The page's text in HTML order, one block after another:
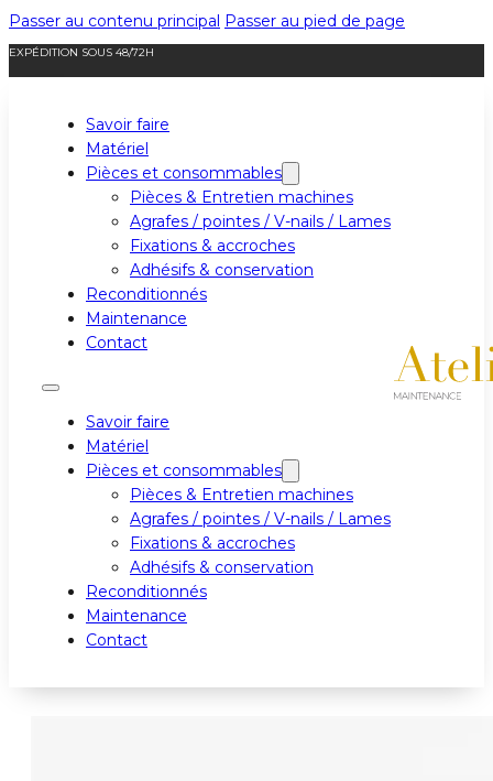
Passer au contenu principal Passer au pied de page
EXPÉDITION SOUS 48/72H
Savoir faire
Matériel
Pièces et consommables
Pièces & Entretien machines
Agrafes / pointes / V-nails / Lames
Fixations & accroches
Adhésifs & conservation
Reconditionnés
Maintenance
Contact
Savoir faire
Matériel
Pièces et consommables
Pièces & Entretien machines
Agrafes / pointes / V-nails / Lames
Fixations & accroches
Adhésifs & conservation
Reconditionnés
Maintenance
Contact